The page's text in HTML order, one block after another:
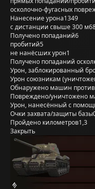
осколочно-фугасных
Нанесение урона1349
с дистанции свыше 300 м
Получено попаданий6
пробитий5
не нанёсших урон1
Получено попаданий
Урон, заблокированный
Урон союзникам
Обнаружено машин
Повреждено/уничтожено
Урон, нанесённый с
Очки захвата/защиты базы
Пройдено километров1,3
Закрыть